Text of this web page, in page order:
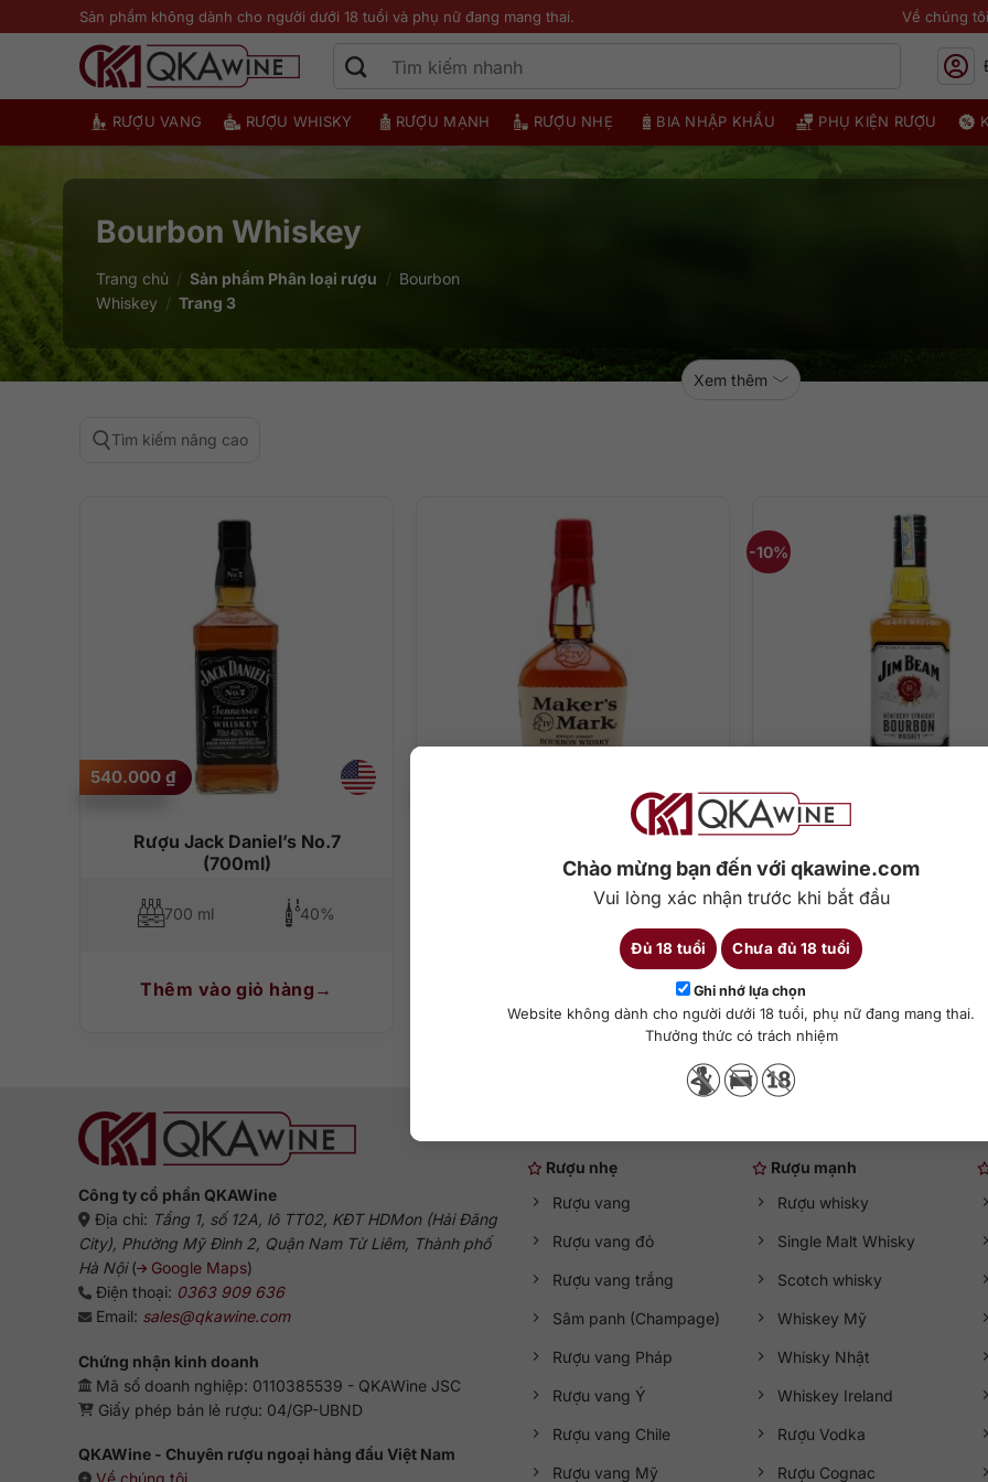
Chào mừng bạn đến với qkawine.com
Vui lòng xác nhận trước khi bắt đầu
Đủ 18 tuổi Chưa đủ 18 tuổi
Ghi nhớ lựa chọn
Website không dành cho người dưới 18 tuổi, phụ nữ đang mang thai.
Thưởng thức có trách nhiệm
qua
Sản phẩm không dành cho người dưới 18 tuổi và phụ nữ đang mang thai. Về chúng tôi
RƯỢU VANG RƯỢU WHISKY RƯỢU MẠNH RƯỢU NHẸ BIA NHẬP KHẨU PHỤ KIỆN RƯỢU
Bourbon Whiskey
Trang chủ / Sản phẩm Phân loại rượu / Bourbon
Whiskey / Trang 3
Xem thêm
Tìm kiếm nâng cao
Rượu Jack Daniel’s No.7
(700ml)
540.000 ₫
700 ml 40%
Thêm vào giỏ hàng
Whiskey Maker’s Mark 750ml
45%
-10%
Whisky Jim Beam [700
Công ty cổ phần QKAWine
Địa chỉ: Tầng 1, số 12A, lô TT02, KĐT HDMon (Hải Đăng
City), Phường Mỹ Đình 2, Quận Nam Từ Liêm, Thành phố
Hà Nội( Google Maps)
Điện thoại: 0363 909 636
Email: sales@qkawine.com
Chứng nhận kinh doanh
Mã số doanh nghiệp: 0110385539 - QKAWine JSC
Giấy phép bán lẻ rượu: 04/GP-UBND
QKAWine - Chuyên rượu ngoại hàng đầu Việt Nam
Về chúng tôi
Rượu nhẹ
Rượu vang
Rượu vang đỏ
Rượu vang trắng
Sâm panh (Champage)
Rượu vang Pháp
Rượu vang Ý
Rượu vang Chile
Rượu vang Mỹ
Rượu mạnh
Rượu whisky
Single Malt Whisky
Scotch whisky
Whiskey Mỹ
Whisky Nhật
Whiskey Ireland
Rượu Vodka
Rượu Cognac